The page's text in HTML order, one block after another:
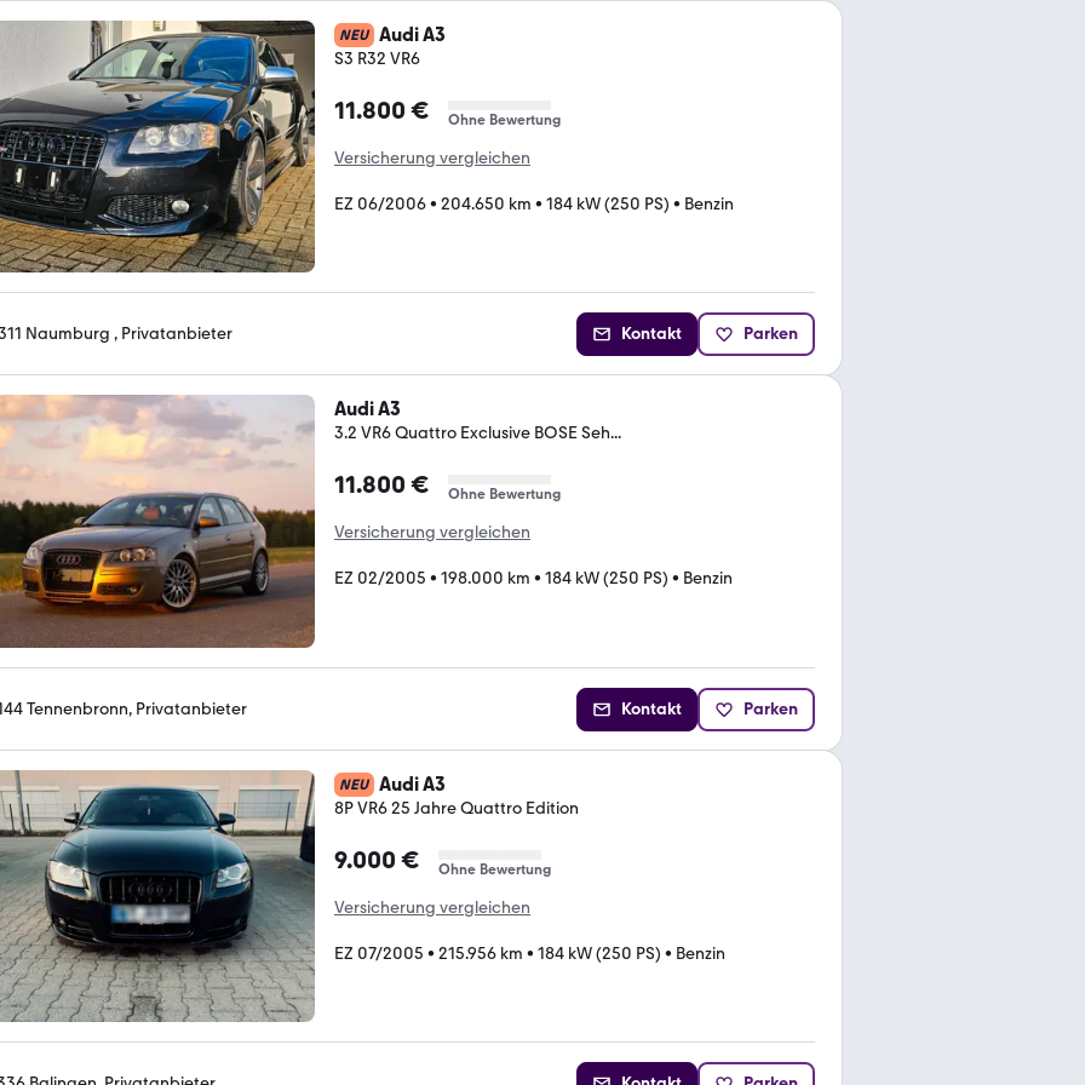
NEU Audi A3
S3 R32 VR6
11.800 € Ohne Bewertung
Versicherung vergleichen
EZ 06/2006• 204.650 km • 184 kW (250 PS) • Benzin
Naumburg , Privatanbieter Kontakt Parken
Audi A3
3.2 VR6 Quattro Exclusive BOSE Seh...
11.800 € Ohne Bewertung
Versicherung vergleichen
EZ 02/2005 • 198.000 km • 184 kW (250 PS) • Benzin
Tennenbronn, Privatanbieter Kontakt Parken
NEU Audi A3
8P VR6 25 Jahre Quattro Edition
9.000 € Ohne Bewertung
Versicherung vergleichen
EZ 07/2005 • 215.956 km • 184 kW (250 PS) • Benzin